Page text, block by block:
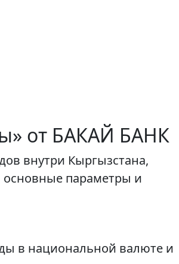
от БАКАЙ БАНК
внутри Кыргызстана,
параметры и
в национальной валюте и